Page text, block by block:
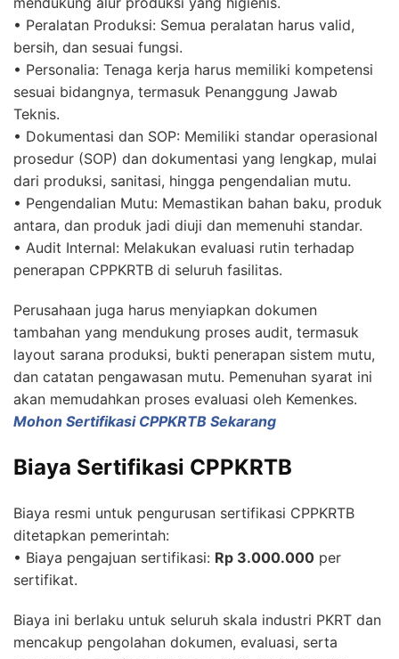
• Peralatan Produksi: Semua peralatan harus valid,
bersih, dan sesuai fungsi.
• Personalia: Tenaga kerja harus memiliki kompetensi
sesuai bidangnya, termasuk Penanggung Jawab
Teknis.
• Dokumentasi dan SOP: Memiliki standar operasional
prosedur (SOP) dan dokumentasi yang lengkap, mulai
dari produksi, sanitasi, hingga pengendalian mutu.
• Pengendalian Mutu: Memastikan bahan baku, produk
antara, dan produk jadi diuji dan memenuhi standar.
• Audit Internal: Melakukan evaluasi rutin terhadap
penerapan CPPKRTB di seluruh fasilitas.
Perusahaan juga harus menyiapkan dokumen
tambahan yang mendukung proses audit, termasuk
layout sarana produksi, bukti penerapan sistem mutu,
dan catatan pengawasan mutu. Pemenuhan syarat ini
akan memudahkan proses evaluasi oleh Kemenkes.
Mohon Sertifikasi CPPKRTB Sekarang
Biaya Sertifikasi CPPKRTB
Biaya resmi untuk pengurusan sertifikasi CPPKRTB
ditetapkan pemerintah:
• Biaya pengajuan sertifikasi: Rp 3.000.000 per
sertifikat.
Biaya ini berlaku untuk seluruh skala industri PKRT dan
mencakup pengolahan dokumen, evaluasi, serta